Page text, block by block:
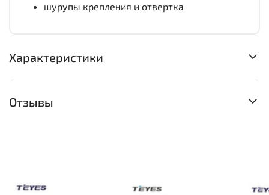
шурупы крепления и отвертка
Характеристики
Отзывы